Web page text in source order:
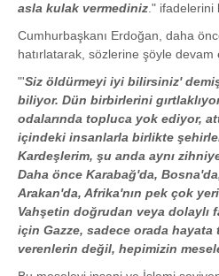
asla kulak vermediniz." ifadelerini
Cumhurbaşkanı Erdoğan, daha
hatırlatarak, sözlerine şöyle devam
"'Siz öldürmeyi iyi bilirsiniz'
biliyor. Dün birbirlerini
odalarında topluca yok ediyor,
içindeki insanlarla birlikte
Kardeşlerim, şu anda aynı
Daha önce Karabağ'da,
Arakan'da, Afrika'nın pek çok
Vahşetin doğrudan veya dolaylı
için Gazze, sadece orada
verenlerin değil, hepimizin